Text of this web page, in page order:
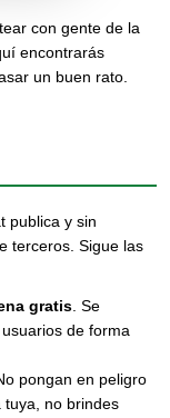
con gente de la
encontrarás
un buen rato.
publica y sin
terceros. Sigue las
gratis . Se
de forma
No pongan en peligro
tuya, no brindes